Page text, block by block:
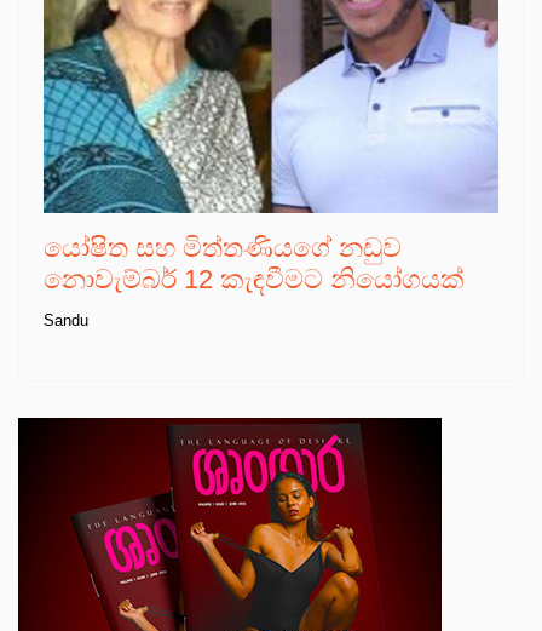
යෝෂිත සහ මිත්තණියගේ නඩුව
නොවැම්බර් 12 කැඳවීමට නියෝගයක්
Sandu